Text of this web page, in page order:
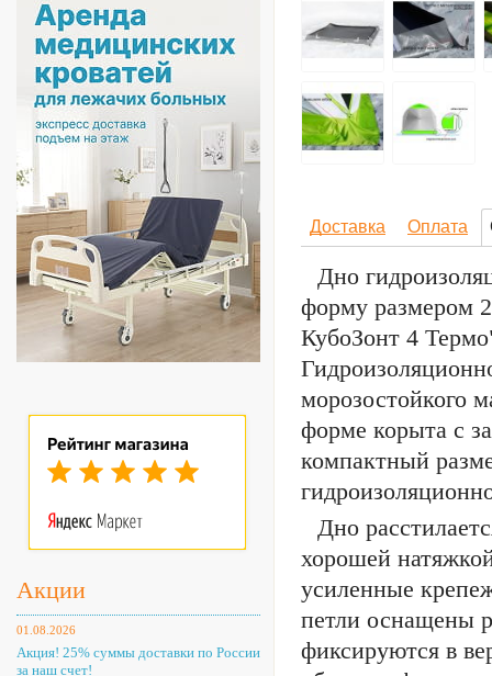
Акции
01.08.2026
Акция! 25% суммы доставки по России
за наш счет!
Доставка Оплата
Дно
форму размером
КубоЗонт 4
морозостойкого
форме корыта с
компактный
Дно
хорошей
усиленные
петли оснащены
фиксируются в